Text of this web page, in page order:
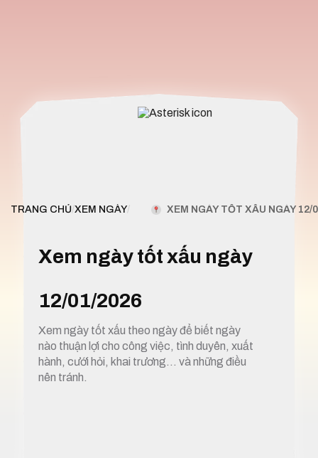
TRANG CHỦ/XEM NGÀY/ XEM NGÀY TỐT XẤU NGÀY 12/
Xem ngày tốt xấu ngày
12/01/2026
Xem ngày tốt xấu theo ngày để biết ngày
nào thuận lợi cho công việc, tình duyên, xuất
hành, cưới hỏi, khai trương… và những điều
nên tránh.